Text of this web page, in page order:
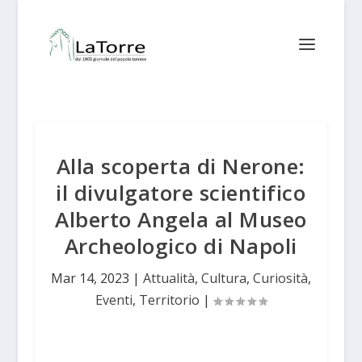
Alla scoperta di Nerone:
il divulgatore scientifico
Alberto Angela al Museo
Archeologico di Napoli
Mar 14, 2023 | Attualità, Cultura, Curiosità,
Eventi, Territorio |